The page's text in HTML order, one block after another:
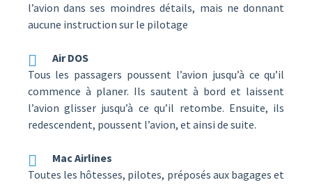
l’avion dans ses moindres détails, mais ne donnant
aucune instruction sur le pilotage
Air DOS
Tous les passagers poussent l’avion jusqu’à ce qu’il
commence à planer. Ils sautent à bord et laissent
l’avion glisser jusqu’à ce qu’il retombe. Ensuite, ils
redescendent, poussent l’avion, et ainsi de suite.
Mac Airlines
Toutes les hôtesses, pilotes, préposés aux bagages et